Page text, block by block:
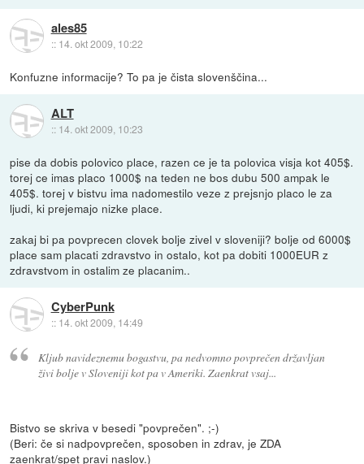
ales85
:: 14. okt 2009, 10:22
Konfuzne informacije? To pa je čista slovenščina...
ALT
:: 14. okt 2009, 10:23
pise da dobis polovico place, razen ce je ta polovica visja kot 405$.
torej ce imas placo 1000$ na teden ne bos dubu 500 ampak le
405$. torej v bistvu ima nadomestilo veze z prejsnjo placo le za
ljudi, ki prejemajo nizke place.
zakaj bi pa povprecen clovek bolje zivel v sloveniji? bolje od 6000$
place sam placati zdravstvo in ostalo, kot pa dobiti 1000EUR z
zdravstvom in ostalim ze placanim..
CyberPunk
:: 14. okt 2009, 14:49
Kljub navideznemu bogastvu, pa nedvomno povprečen državljan
živi bolje v Sloveniji kot pa v Ameriki. Zaenkrat vsaj...
Bistvo se skriva v besedi "povprečen". ;-)
(Beri: če si nadpovprečen, sposoben in zdrav, je ZDA
zaenkrat/spet pravi naslov.)